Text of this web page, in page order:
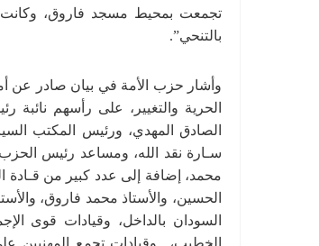
تجمعت بمحيط مسجد فاروق، وكانت
بالتنحي”.
وأشار حزب الأمة في بيان صادر عن
الحرية والتغيير، على رأسهم نائبة
الصادق المهدي، ورئيس المكتب
سـارة نقد الله، ومساعد رئيس
محمد، إضافة إلى عدد كبير من قـادة
الحسين، والأستاذ محمد فاروق،
السودان بالداخل، وقيادات قوى
الخطيب، وقيادات تجمع